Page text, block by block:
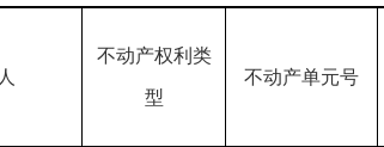
不动产权利类
型
不动产单元号